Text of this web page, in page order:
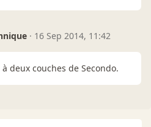
· 16 Sep 2014, 11:42
deux couches de Secondo.